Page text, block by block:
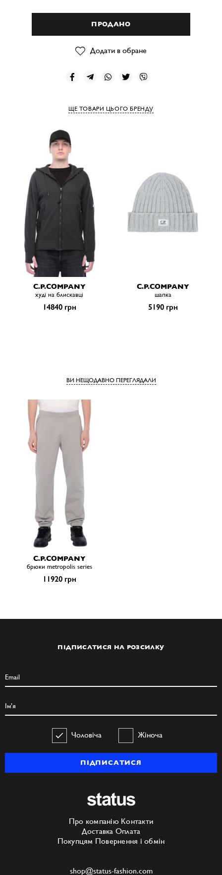
ПРОДАНО
Додати в обране
ЩЕ ТОВАРИ ЦЬОГО БРЕНДУ
C.P.COMPANY
худі на блискавці
14840 грн
C.P.COMPANY
шапка
5190 грн
ВИ НЕЩОДАВНО ПЕРЕГЛЯДАЛИ
C.P.COMPANY
брюки metropolis series
11920 грн
ПІДПИСАТИСЯ НА РОЗСИЛКУ
Чоловіча Жіноча
ПІДПИСАТИСЯ
Про компанію Контакти
Доставка Оплата
Покупцям Повернення і обмін
shop@status-fashion.com